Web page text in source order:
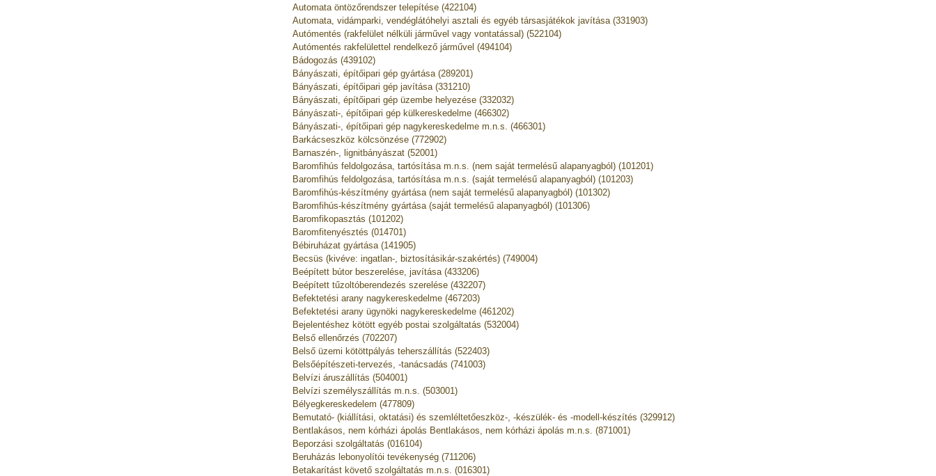
Automata öntözőrendszer telepítése (422104)
Automata, vidámparki, vendéglátóhelyi asztali és egyéb társasjátékok javítása (331903)
Autómentés (rakfelület nélküli járművel vagy vontatással) (522104)
Autómentés rakfelülettel rendelkező járművel (494104)
Bádogozás (439102)
Bányászati, építőipari gép gyártása (289201)
Bányászati, építőipari gép javítása (331210)
Bányászati, építőipari gép üzembe helyezése (332032)
Bányászati-, építőipari gép külkereskedelme (466302)
Bányászati-, építőipari gép nagykereskedelme m.n.s. (466301)
Barkácseszköz kölcsönzése (772902)
Barnaszén-, lignitbányászat (52001)
Baromfihús feldolgozása, tartósítása m.n.s. (nem saját termelésű alapanyagból) (101201)
Baromfihús feldolgozása, tartósítása m.n.s. (saját termelésű alapanyagból) (101203)
Baromfihús-készítmény gyártása (nem saját termelésű alapanyagból) (101302)
Baromfihús-készítmény gyártása (saját termelésű alapanyagból) (101306)
Baromfikopasztás (101202)
Baromfitenyésztés (014701)
Bébiruházat gyártása (141905)
Becsüs (kivéve: ingatlan-, biztosításikár-szakértés) (749004)
Beépített bútor beszerelése, javítása (433206)
Beépített tűzoltóberendezés szerelése (432207)
Befektetési arany nagykereskedelme (467203)
Befektetési arany ügynöki nagykereskedelme (461202)
Bejelentéshez kötött egyéb postai szolgáltatás (532004)
Belső ellenőrzés (702207)
Belső üzemi kötöttpályás teherszállítás (522403)
Belsőépítészeti-tervezés, -tanácsadás (741003)
Belvízi áruszállítás (504001)
Belvízi személyszállítás m.n.s. (503001)
Bélyegkereskedelem (477809)
Bemutató- (kiállítási, oktatási) és szemléltetőeszköz-, -készülék- és -modell-készítés (329912)
Bentlakásos, nem kórházi ápolás Bentlakásos, nem kórházi ápolás m.n.s. (871001)
Beporzási szolgáltatás (016104)
Beruházás lebonyolítói tevékenység (711206)
Betakarítást követő szolgáltatás m.n.s. (016301)